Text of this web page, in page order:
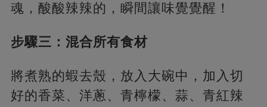
魂，酸酸辣辣的，瞬間讓味覺覺醒！
步驟三：混合所有食材
將煮熟的蝦去殼，放入大碗中，加入切
好的香菜、洋蔥、青檸檬、蒜、青紅辣